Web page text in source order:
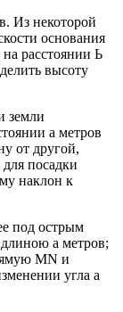
Из некоторой
основания
расстоянии Ь
высоту
земли
а метров
от другой,
для посадки
наклон к
под острым
а метров;
MN и
угла а